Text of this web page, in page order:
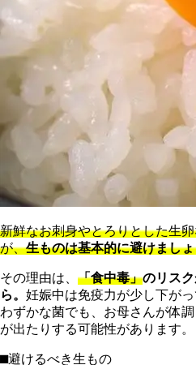
新鮮なお刺身やとろりとした生
が、生ものは基本的に避けまし
その理由は、 「食中毒」のリス
ら。 妊娠中は免疫力が少し下が
わずかな菌でも、お母さんが体
が出たりする可能性があります。
⬛︎避けるべき生もの